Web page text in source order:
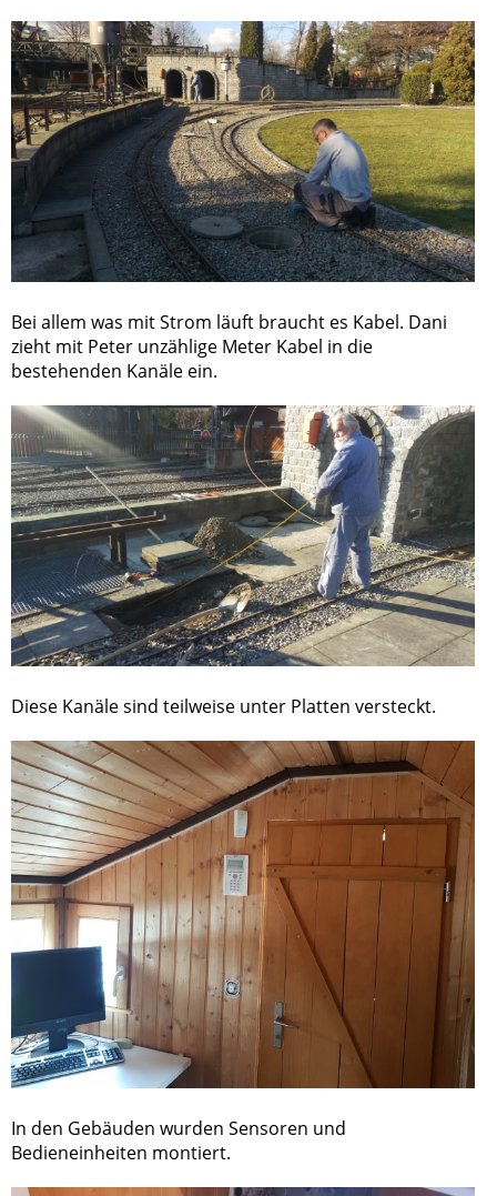
Bei allem was mit Strom läuft braucht es Kabel. Dani
zieht mit Peter unzählige Meter Kabel in die
bestehenden Kanäle ein.
Diese Kanäle sind teilweise unter Platten versteckt.
In den Gebäuden wurden Sensoren und
Bedieneinheiten montiert.